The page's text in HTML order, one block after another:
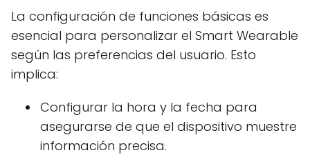
La configuración de funciones básicas es
esencial para personalizar el Smart Wearable
según las preferencias del usuario. Esto
implica:
Configurar la hora y la fecha para
asegurarse de que el dispositivo muestre
información precisa.